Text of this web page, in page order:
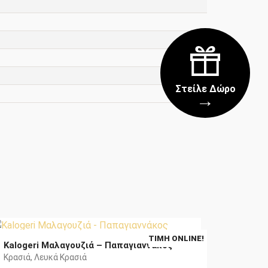
Στείλε Δώρο
→
price
was:
τρέχουσα
τιμή
ΤΙΜΉ ONLINE!
Kalogeri Μαλαγουζιά – Παπαγιαννάκος
Κρασιά, Λευκά Κρασιά